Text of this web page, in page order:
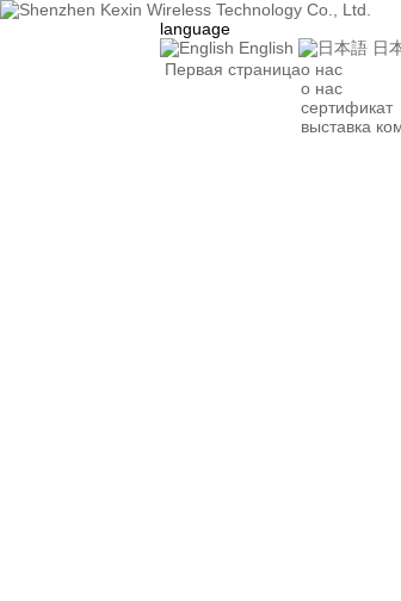
language
English
日
Первая страницао нас
о нас
сертификат
выставка